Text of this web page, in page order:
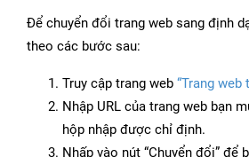
Để chuyển đổi trang web sang định
theo các bước sau:
Truy cập trang web “Trang web
Nhập URL của trang web bạn
hộp nhập được chỉ định.
Nhấp vào nút “Chuyển đổi” để